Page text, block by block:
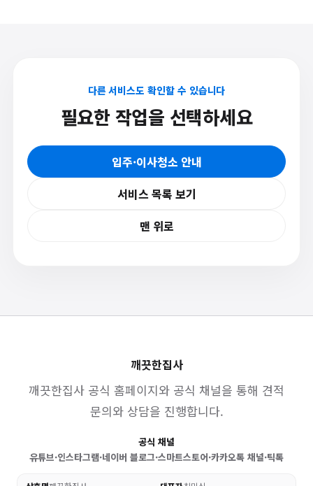
다른 서비스도 확인할 수 있습니다
필요한 작업을 선택하세요
입주·이사청소 안내
서비스 목록 보기
맨 위로
깨끗한집사
깨끗한집사 공식 홈페이지와 공식 채널을 통해 견적
문의와 상담을 진행합니다.
공식 채널
유튜브·인스타그램·네이버 블로그·스마트스토어·카카오톡 채널·틱톡